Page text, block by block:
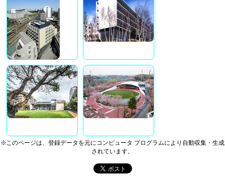
※このページは、登録データを元にコンピュータ プログラムにより自動収集・生成
されています。